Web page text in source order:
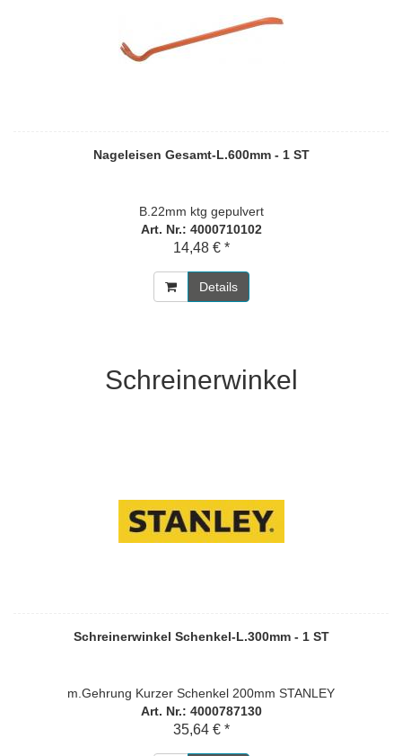
Nageleisen Gesamt-L.600mm - 1 ST
B.22mm ktg gepulvert
Art. Nr.: 4000710102
14,48 € *
Details
Schreinerwinkel
Schreinerwinkel Schenkel-L.300mm - 1 ST
m.Gehrung Kurzer Schenkel 200mm STANLEY
Art. Nr.: 4000787130
35,64 € *